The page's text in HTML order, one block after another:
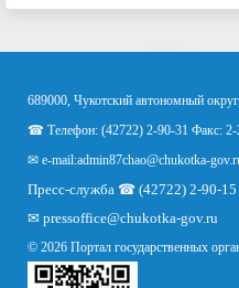
689000, Чукотский автономный
☎ Телефон: (42722) 2-90-31 Факс: 2-
✉ e-mail:admin87chao@chukotka-
Пресс-служба ☎ (42722) 2-90-15
✉ pressoffice@chukotka-gov.ru
© 2026 Портал государственных